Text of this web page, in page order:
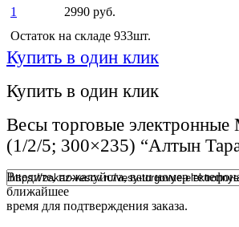
1
2990 руб.
Остаток на складе 933шт.
Купить в один клик
Купить в один клик
Весы торговые
(1/2/5; 300×235) “Алтын
Введите, пожалуйста, ваш номер
ближайшее
время для подтверждения заказа.